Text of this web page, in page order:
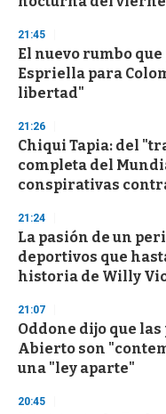
o
d
s
21:45
El nuevo rumbo
Espriella para
libertad"
21:26
Chiqui Tapia: del
completa del
conspirativas
21:24
La pasión de un
deportivos que
historia de Willy
21:07
Oddone dijo que
Abierto son
una "ley aparte"
20:45